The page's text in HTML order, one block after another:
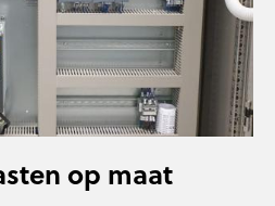
op maat